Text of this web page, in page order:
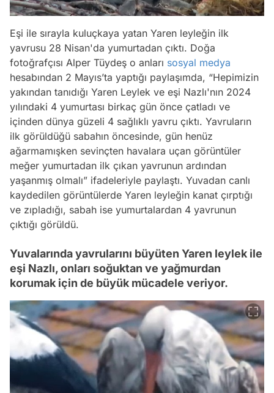
Eşi ile sırayla kuluçkaya yatan Yaren leyleğin ilk
yavrusu 28 Nisan'da yumurtadan çıktı. Doğa
fotoğrafçısı Alper Tüydeş o anları sosyal medya
hesabından 2 Mayıs’ta yaptığı paylaşımda, “Hepimizin
yakından tanıdığı Yaren Leylek ve eşi Nazlı'nın 2024
yılındaki 4 yumurtası birkaç gün önce çatladı ve
içinden dünya güzeli 4 sağlıklı yavru çıktı. Yavruların
ilk görüldüğü sabahın öncesinde, gün henüz
ağarmamışken sevinçten havalara uçan görüntüler
meğer yumurtadan ilk çıkan yavrunun ardından
yaşanmış olmalı” ifadeleriyle paylaştı. Yuvadan canlı
kaydedilen görüntülerde Yaren leyleğin kanat çırptığı
ve zıpladığı, sabah ise yumurtalardan 4 yavrunun
çıktığı görüldü.
Yuvalarında yavrularını büyüten Yaren leylek ile
eşi Nazlı, onları soğuktan ve yağmurdan
korumak için de büyük mücadele veriyor.